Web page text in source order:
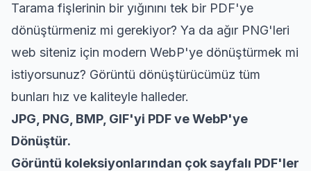
Tarama fişlerinin bir yığınını tek bir PDF'ye
dönüştürmeniz mi gerekiyor? Ya da ağır PNG'leri
web siteniz için modern WebP'ye dönüştürmek mi
istiyorsunuz? Görüntü dönüştürücümüz tüm
bunları hız ve kaliteyle halleder.
JPG, PNG, BMP, GIF'yi PDF ve WebP'ye
Dönüştür.
Görüntü koleksiyonlarından çok sayfalı PDF'ler